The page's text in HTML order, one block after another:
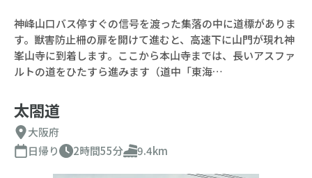
神峰山口バス停すぐの信号を渡った集落の中に道標がありま
す。獣害防止柵の扉を開けて進むと、高速下に山門が現れ神
峯山寺に到着します。ここから本山寺までは、長いアスファ
ルトの道をひたすら進みます（道中「東海…
太閤道
大阪府
日帰り
2時間55分 9.4km